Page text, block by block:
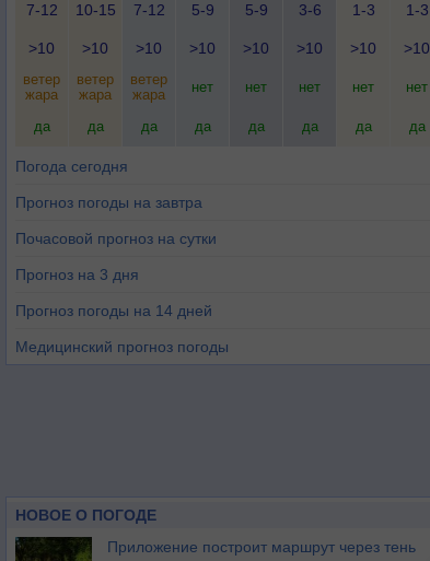
7-12
10-15
7-12
5-9
5-9
3-6
1-3
1-3
>10 >10 >10 >10 >10 >10 >10 >10
ветер
жара
ветер
жара
ветер
жара
нет нет нет нет нет
да да да да да да да да
Погода сегодня
Прогноз погоды на завтра
Почасовой прогноз на сутки
Прогноз на 3 дня
Прогноз погоды на 14 дней
Медицинский прогноз погоды
НОВОЕ О ПОГОДЕ
Приложение построит маршрут через тень